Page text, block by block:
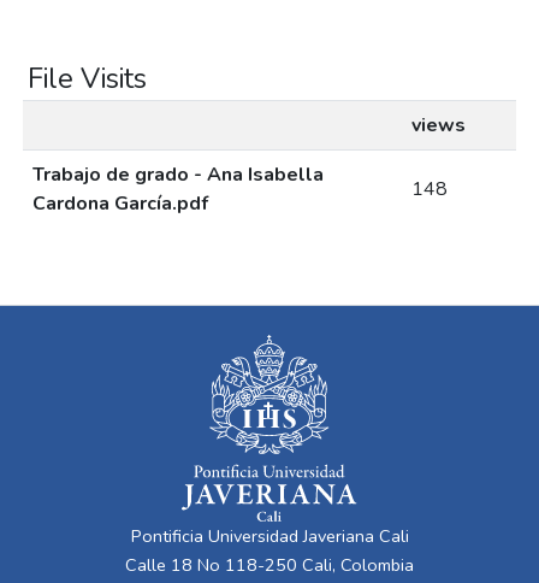
File Visits
views
Trabajo de grado - Ana Isabella
Cardona García.pdf
148
Pontificia Universidad Javeriana Cali
Calle 18 No 118-250 Cali, Colombia